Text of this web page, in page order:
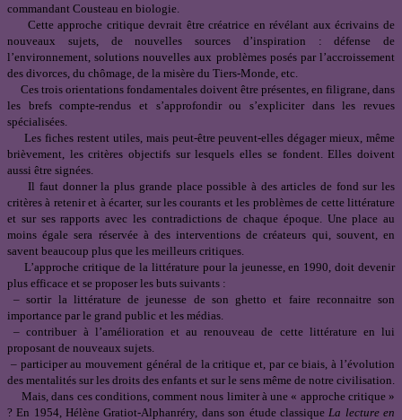
commandant Cousteau en biologie.
Cette approche critique devrait être créatrice en révélant aux écrivains de
nouveaux sujets, de nouvelles sources d’inspiration : défense de
l’environnement, solutions nouvelles aux problèmes posés par l’accroissement
des divorces, du chômage, de la misère du Tiers-Monde, etc.
Ces trois orientations fondamentales doivent être présentes, en filigrane, dans
les brefs compte-rendus et s’approfondir ou s’expliciter dans les revues
spécialisées.
Les fiches restent utiles, mais peut-être peuvent-elles dégager mieux, même
brièvement, les critères objectifs sur lesquels elles se fondent. Elles doivent
aussi être signées.
Il faut donner la plus grande place possible à des articles de fond sur les
critères à retenir et à écarter, sur les courants et les problèmes de cette littérature
et sur ses rapports avec les contradictions de chaque époque. Une place au
moins égale sera réservée à des interventions de créateurs qui, souvent, en
savent beaucoup plus que les meilleurs critiques.
L’approche critique de la littérature pour la jeunesse, en 1990, doit devenir
plus efficace et se proposer les buts suivants :
– sortir la littérature de jeunesse de son ghetto et faire reconnaitre son
importance par le grand public et les médias.
– contribuer à l’amélioration et au renouveau de cette littérature en lui
proposant de nouveaux sujets.
– participer au mouvement général de la critique et, par ce biais, à l’évolution
des mentalités sur les droits des enfants et sur le sens même de notre civilisation.
Mais, dans ces conditions, comment nous limiter à une « approche critique »
? En 1954, Hélène Gratiot-Alphanréry, dans son étude classique La lecture en